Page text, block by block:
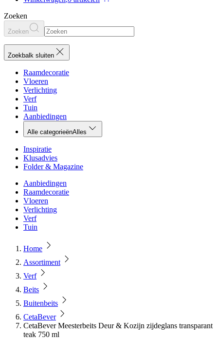
Zoeken
Zoeken
Zoekbalk sluiten
Raamdecoratie
Vloeren
Verlichting
Verf
Tuin
Aanbiedingen
Alle categorieënAlles
Inspiratie
Klusadvies
Folder & Magazine
Aanbiedingen
Raamdecoratie
Vloeren
Verlichting
Verf
Tuin
Home
Assortiment
Verf
Beits
Buitenbeits
CetaBever
CetaBever Meesterbeits Deur & Kozijn zijdeglans transparant
teak 750 ml